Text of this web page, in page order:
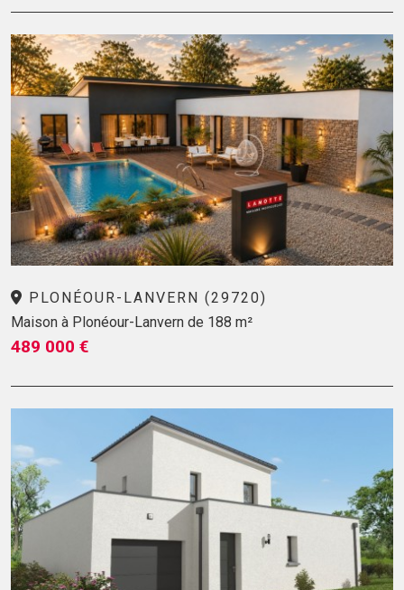
PLONÉOUR-LANVERN (29720)
Maison à Plonéour-Lanvern de 188 m²
489 000 €